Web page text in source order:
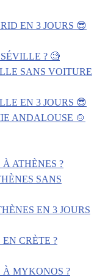
EN 3 JOURS 😎
? 🧐
SANS VOITURE
EN 3 JOURS 😎
ANDALOUSE 🍲
ATHÈNES ?
SANS
EN 3 JOURS
CRÈTE ?
À MYKONOS ?